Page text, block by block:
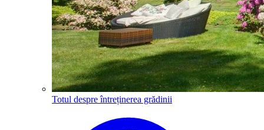
Totul despre întreținerea grădinii